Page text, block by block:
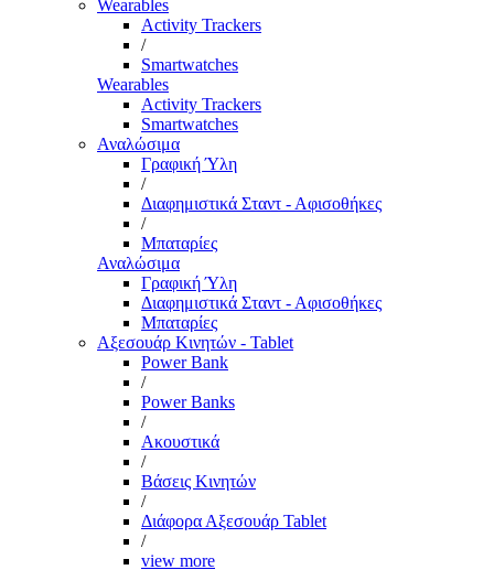
Wearables
Activity Trackers
/
Smartwatches
Wearables
Activity Trackers
Smartwatches
Αναλώσιμα
Γραφική Ύλη
/
Διαφημιστικά Σταντ - Αφισοθήκες
/
Μπαταρίες
Αναλώσιμα
Γραφική Ύλη
Διαφημιστικά Σταντ - Αφισοθήκες
Μπαταρίες
Αξεσουάρ Κινητών - Tablet
Power Bank
/
Power Banks
/
Ακουστικά
/
Βάσεις Κινητών
/
Διάφορα Αξεσουάρ Tablet
/
view more